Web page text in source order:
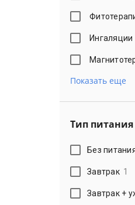
Ингаляции
Показать еще
Тип питания
Без
Завтрак 1
Завтрак +